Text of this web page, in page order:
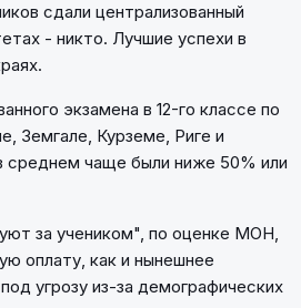
сдали централизованный
- никто. Лучшие успехи в
экзамена в 12-го классе по
Земгале, Курземе, Риге и
среднем чаще были ниже 50% или
за учеником", по оценке МОН,
оплату, как и нынешнее
угрозу из-за демографических